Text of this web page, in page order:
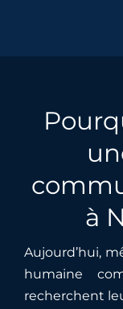
à
Aujourd’hui,
humaine
recherchent